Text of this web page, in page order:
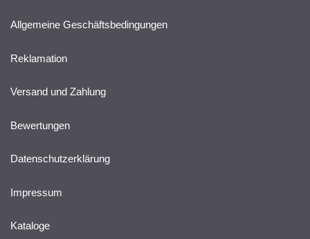
Allgemeine Geschäftsbedingungen
Reklamation
Versand und Zahlung
Bewertungen
Datenschutzerklärung
Impressum
Kataloge